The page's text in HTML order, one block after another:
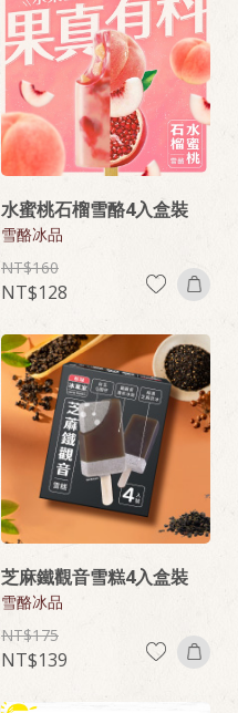
水蜜桃石榴雪酪4入盒裝
雪酪冰品
160
128
芝麻鐵觀音雪糕4入盒裝
雪酪冰品
175
139